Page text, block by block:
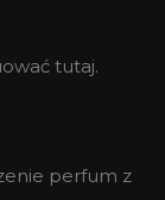
tutaj.
perfum z